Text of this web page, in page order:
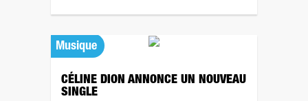
Musique
CÉLINE DION ANNONCE UN NOUVEAU
SINGLE